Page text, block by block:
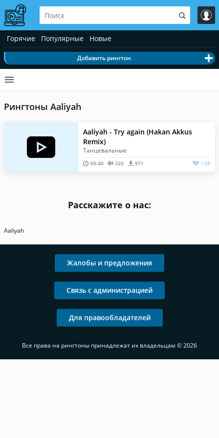
Горячие Популярные Новые
Добавить рингтон
Рингтоны Aaliyah
Aaliyah - Try again (Hakan Akkus
Remix)
Танцевальные
00:40 320 971 138
Расскажите о нас:
Aaliyah
Жалобы и предложения
Связь с администрацией
Для правообладателей
Все права на рингтоны принадлежат их владельцам © 2026